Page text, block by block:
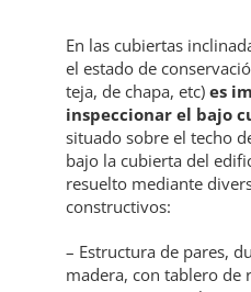
En las cubiertas
el estado de
teja, de chapa, etc) es
inspeccionar el bajo
situado sobre el techo
bajo la cubierta del
resuelto mediante
constructivos:
– Estructura de pares,
madera, con tablero de